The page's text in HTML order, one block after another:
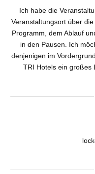
Ich habe die
Veranstaltungsort über
Programm, dem Ablauf
in den Pausen. Ich
denjenigen im
TRI Hotels ein großes